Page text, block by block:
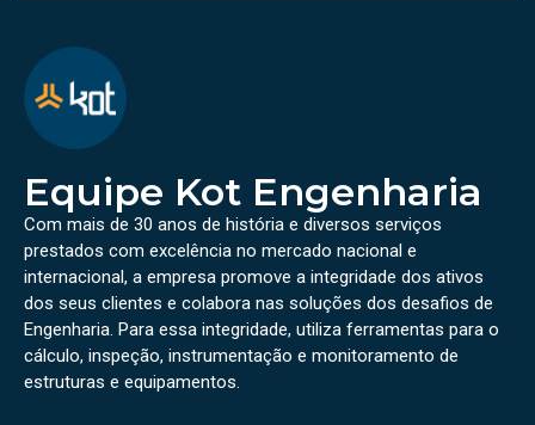
Equipe Kot Engenharia
Com mais de 30 anos de história e diversos serviços
prestados com excelência no mercado nacional e
internacional, a empresa promove a integridade dos ativos
dos seus clientes e colabora nas soluções dos desafios de
Engenharia. Para essa integridade, utiliza ferramentas para o
cálculo, inspeção, instrumentação e monitoramento de
estruturas e equipamentos.